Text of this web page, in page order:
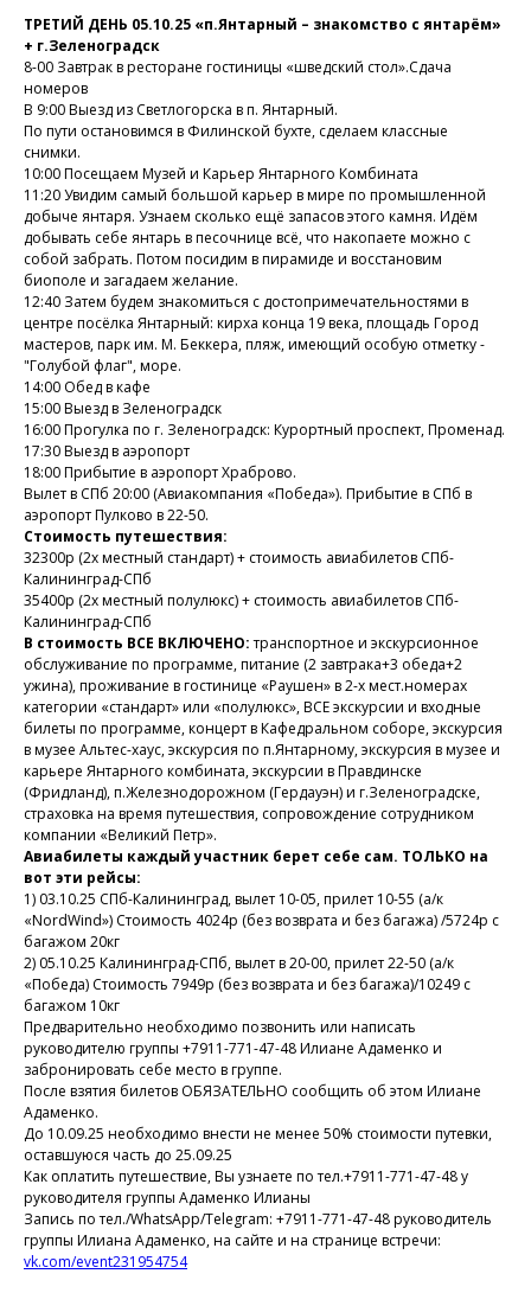
ТРЕТИЙ ДЕНЬ 05.10.25 «п.Янтарный – знакомство с янтарём»
+ г.Зеленоградск
8-00 Завтрак в ресторане гостиницы «шведский стол».Сдача
номеров
В 9:00 Выезд из Светлогорска в п. Янтарный.
По пути остановимся в Филинской бухте, сделаем классные
снимки.
10:00 Посещаем Музей и Карьер Янтарного Комбината
11:20 Увидим самый большой карьер в мире по промышленной
добыче янтаря. Узнаем сколько ещё запасов этого камня. Идём
добывать себе янтарь в песочнице всё, что накопаете можно с
собой забрать. Потом посидим в пирамиде и восстановим
биополе и загадаем желание.
12:40 Затем будем знакомиться с достопримечательностями в
центре посёлка Янтарный: кирха конца 19 века, площадь Город
мастеров, парк им. М. Беккера, пляж, имеющий особую отметку -
"Голубой флаг", море.
14:00 Обед в кафе
15:00 Выезд в Зеленоградск
16:00 Прогулка по г. Зеленоградск: Курортный проспект, Променад.
17:30 Выезд в аэропорт
18:00 Прибытие в аэропорт Храброво.
Вылет в СПб 20:00 (Авиакомпания «Победа»). Прибытие в СПб в
аэропорт Пулково в 22-50.
Стоимость путешествия:
32300р (2х местный стандарт) + стоимость авиабилетов СПб-
Калининград-СПб
35400р (2х местный полулюкс) + стоимость авиабилетов СПб-
Калининград-СПб
В стоимость ВСЕ ВКЛЮЧЕНО:транспортное и экскурсионное
обслуживание по программе, питание (2 завтрака+3 обеда+2
ужина), проживание в гостинице «Раушен» в 2-х мест.номерах
категории «стандарт» или «полулюкс», ВСЕ экскурсии и входные
билеты по программе, концерт в Кафедральном соборе, экскурсия
в музее Альтес-хаус, экскурсия по п.Янтарному, экскурсия в музее и
карьере Янтарного комбината, экскурсии в Правдинске
(Фридланд), п.Железнодорожном (Гердауэн) и г.Зеленоградске,
страховка на время путешествия, сопровождение сотрудником
компании «Великий Петр».
Авиабилеты каждый участник берет себе сам. ТОЛЬКО на
вот эти рейсы:
1) 03.10.25 СПб-Калининград, вылет 10-05, прилет 10-55 (а/к
«NordWind») Стоимость 4024р (без возврата и без багажа) /5724р с
багажом 20кг
2) 05.10.25 Калининград-СПб, вылет в 20-00, прилет 22-50 (а/к
«Победа) Стоимость 7949р (без возврата и без багажа)/10249 с
багажом 10кг
Предварительно необходимо позвонить или написать
руководителю группы +7911-771-47-48 Илиане Адаменко и
забронировать себе место в группе.
После взятия билетов ОБЯЗАТЕЛЬНО сообщить об этом Илиане
Адаменко.
До 10.09.25 необходимо внести не менее 50% стоимости путевки,
оставшуюся часть до 25.09.25
Как оплатить путешествие, Вы узнаете по тел.+7911-771-47-48 у
руководителя группы Адаменко Илианы
Запись по тел./WhatsApp/Telegram: +7911-771-47-48 руководитель
группы Илиана Адаменко, на сайте и на странице встречи:
vk.com/event231954754